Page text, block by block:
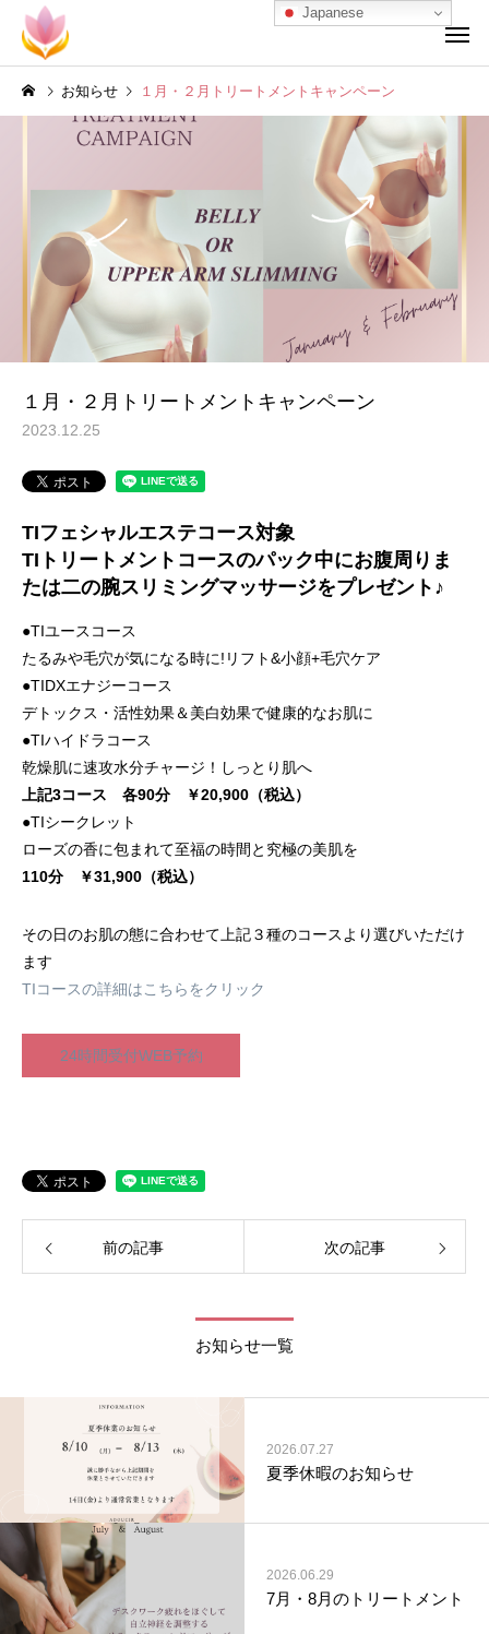
お知らせ １月・２月トリートメントキャンペーン
１月・２月トリートメントキャンペーン
2023.12.25
TIフェシャルエステコース対象
TIトリートメントコースのパック中にお腹周りま
たは二の腕スリミングマッサージをプレゼント♪
●TIユースコース
たるみや毛穴が気になる時に!リフト&小顔+毛穴ケア
●TIDXエナジーコース
デトックス・活性効果＆美白効果で健康的なお肌に
●TIハイドラコース
乾燥肌に速攻水分チャージ！しっとり肌へ
上記3コース 各90分 ￥20,900（税込）
●TIシークレット
ローズの香に包まれて至福の時間と究極の美肌を
110分 ￥31,900（税込）
その日のお肌の態に合わせて上記３種のコースより選びいただけ
ます
TIコースの詳細はこちらをクリック
24時間受付WEB予約
前の記事 次の記事
お知らせ一覧
2026.07.27
夏季休暇のお知らせ
2026.06.29
7月・8月のトリートメント
Japanese